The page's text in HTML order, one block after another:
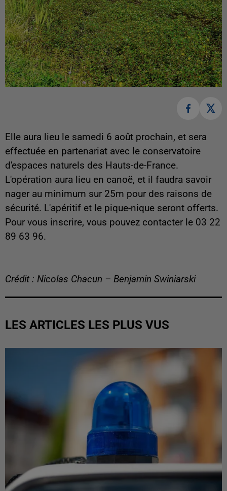
Elle aura lieu le samedi 6 août prochain, et sera
effectuée en partenariat avec le conservatoire
d'espaces naturels des Hauts-de-France.
L'opération aura lieu en canoë, et il faudra savoir
nager au minimum sur 25m pour des raisons de
sécurité. L'apéritif et le pique-nique seront offerts.
Pour vous inscrire, vous pouvez contacter le 03 22
89 63 96.
Crédit : Nicolas Chacun – Benjamin Swiniarski
LES ARTICLES LES PLUS VUS